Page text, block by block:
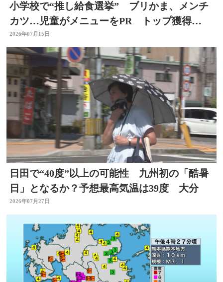
小学校で“推し給食選挙” ブリかま、メンチ
カツ…児童がメニューをPR トップ獲得
は？ 選挙を身近に
2026年07月15日
日田で“40度”以上の可能性 九州初の「酷暑
日」となるか？予想最高気温は39度 大分
2026年07月27日